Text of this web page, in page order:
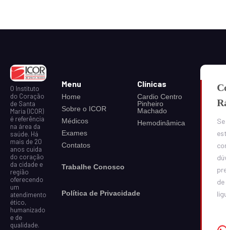
O Instituto
do Coração
de Santa
Maria (ICOR)
é referência
na área da
saúde. Há
mais de 20
anos cuida
do coração
da cidade e
região
oferecendo
um
atendimento
ético,
humanizado
e de
qualidade.
Menu
Home
Sobre o ICOR
Médicos
Exames
Contatos
Trabalhe Conosco
Política de Privacidade
Clínicas
Cardio Centro
Pinheiro
Machado
Hemodinâmica